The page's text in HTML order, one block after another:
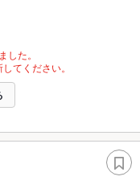
した。
てください。